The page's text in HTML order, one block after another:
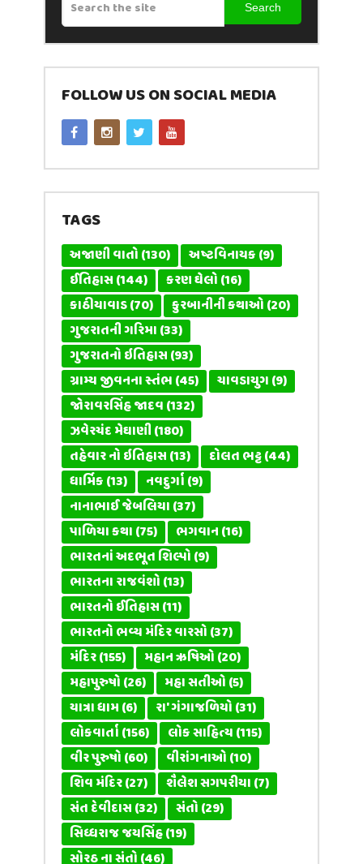
Search
FOLLOW US ON SOCIAL MEDIA
TAGS
અજાણી વાતો(130) અષ્ટવિનાયક(9)
ઈતિહાસ(144) કરણ ઘેલો(16)
કાઠીયાવાડ(70) કુરબાનીની કથાઓ(20)
ગુજરાતની ગરિમા(33)
ગુજરાતનો ઇતિહાસ(93)
ગ્રામ્ય જીવનના સ્તંભ(45) ચાવડાયુગ(9)
જોરાવરસિંહ જાદવ(132)
ઝવેરચંદ મેઘાણી(180)
તહેવાર નો ઇતિહાસ(13) દોલત ભટ્ટ(44)
ધાર્મિક(13) નવદુર્ગા(9)
નાનાભાઈ જેબલિયા(37)
પાળિયા કથા(75) ભગવાન(16)
ભારતનાં અદભૂત શિલ્પો(9)
ભારતના રાજવંશો(13)
ભારતનો ઈતિહાસ(11)
ભારતનો ભવ્ય મંદિર વારસો(37)
મંદિર(155) મહાન ઋષિઓ(20)
મહાપુરુષો(26) મહા સતીઓ(5)
યાત્રા ધામ(6) રા' ગંગાજળિયો(31)
લોકવાર્તા(156) લોક સાહિત્ય(115)
વીર પુરુષો(60) વીરાંગનાઓ(10)
શિવ મંદિર(27) શૈલેશ સગપરીયા(7)
સંત દેવીદાસ(32) સંતો(29)
સિધ્ધરાજ જયસિંહ(19)
સોરઠ ના સંતો(46)